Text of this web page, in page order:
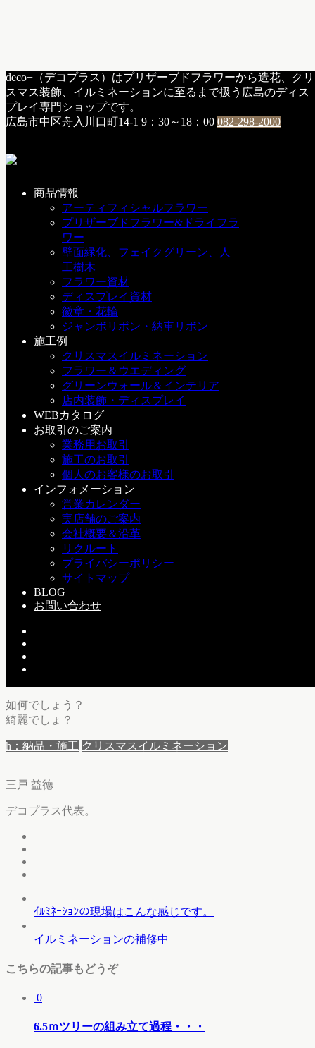
deco+（デコプラス）はプリザーブドフラワーから造花、クリ
スマス装飾、イルミネーションに至るまで扱う広島のディス
プレイ専門ショップです。
広島市中区舟入川口町14-1 9：30～18：00 082-298-2000
商品情報
アーティフィシャルフラワー
プリザーブドフラワー&ドライフラ
ワー
壁面緑化、フェイクグリーン、人
工樹木
フラワー資材
ディスプレイ資材
徽章・花輪
ジャンボリボン・納車リボン
施工例
クリスマスイルミネーション
フラワー＆ウエディング
グリーンウォール＆インテリア
店内装飾・ディスプレイ
WEBカタログ
お取引のご案内
業務用お取引
施工のお取引
個人のお客様のお取引
インフォメーション
営業カレンダー
実店舗のご案内
会社概要＆沿革
リクルート
プライバシーポリシー
サイトマップ
BLOG
お問い合わせ
HOME
h：納品・施工 /クリスマスイルミネーション
今シーズン最後のイルミネーションの取り付け現場
取り付け現場
2010年12月11日
おそらく今シーズンの最後となるイルミネーション取り付け
となるでしょう。
今日は高所作業車（バケット）を２台用意。
22m直伸型と19.5m屈伸型を手配しました。
樹木の高さとしては15～16m程度ですが、作業するにはこの
ぐらい長い方が楽です。
バケットに2人乗り、地上に1人が電源出しの作業や上で必要
なアイテムの準備をします。
実はかれこれ7年前に高所作業車の講習を受け”技能講習修了
証”は持っているのですが、高い所がダメなんです。
ジェットコースターも怖いのですが好きなんです、あれはほ
んの一瞬でしょ。
こちらは1日中高いところで作業ですよ。ダメでしょ。
そこで私は、いつもの地上部隊です。
今回は、LED100球ストリングス（黒コード/シャンパンゴー
ルド色）を取り付けました。
電源の容量の関係上、左側の樹木に50本、中央の落葉した樹
木に40本、右の一番背の高い樹木に51本ほど取り付けまし
メーカーのスペックでは1本6Wの消費電力でしたが、クラン
プメーターで計測すると4.5A程度でした。さすがに省電力で
すね。関心します。
いながら、、、
本当に雨男なんですヨ。
如何でしょう？
綺麗でしょ？
h：納品・施工 クリスマスイルミネーション
三戸 益徳
デコプラス代表。
ｲﾙﾐﾈｰｼｮﾝの現場はこんな感じです。
イルミネーションの補修中
こちらの記事もどうぞ
0
6.5ｍツリーの組み立て過程・・・